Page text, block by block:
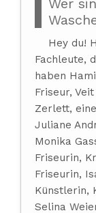
Hey du!
Fachleute,
haben
Friseur,
Zerlett,
Juliane
Monika
Friseurin,
Friseurin,
Künstlerin,
Selina